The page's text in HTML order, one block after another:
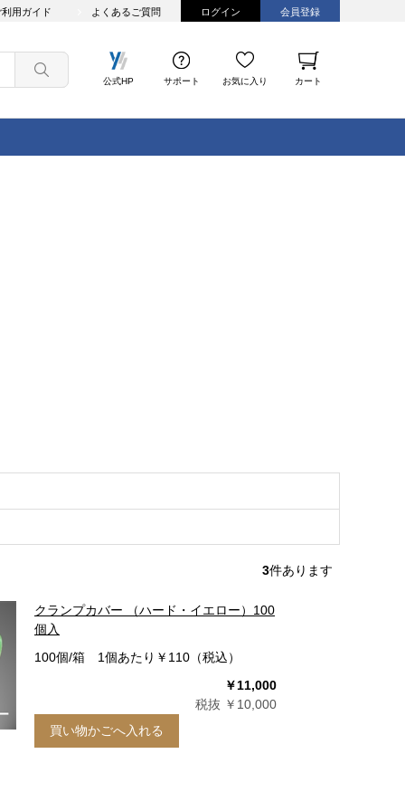
利用ガイド よくあるご質問 ログイン 会員登録
公式HP サポート お気に入り カート
3件あります
クランプカバー （ハード・イエロー）100
個入
100個/箱 1個あたり￥110（税込）
￥11,000
税抜 ￥10,000
買い物かごへ入れる